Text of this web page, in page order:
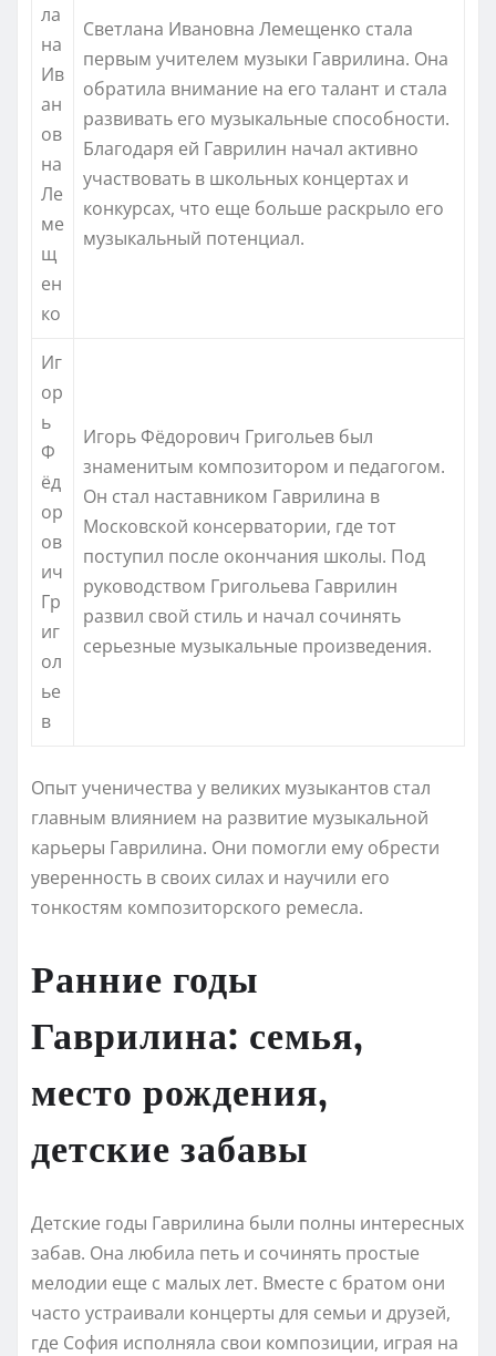
ла
на
Ив
ан
ов
на
Ле
ме
щ
ен
ко
Светлана Ивановна Лемещенко стала
первым учителем музыки Гаврилина. Она
обратила внимание на его талант и стала
развивать его музыкальные способности.
Благодаря ей Гаврилин начал активно
участвовать в школьных концертах и
конкурсах, что еще больше раскрыло его
музыкальный потенциал.
Иг
ор
ь
Ф
ёд
ор
ов
ич
Гр
иг
ол
ье
в
Игорь Фёдорович Григольев был
знаменитым композитором и педагогом.
Он стал наставником Гаврилина в
Московской консерватории, где тот
поступил после окончания школы. Под
руководством Григольева Гаврилин
развил свой стиль и начал сочинять
серьезные музыкальные произведения.
Опыт ученичества у великих музыкантов стал
главным влиянием на развитие музыкальной
карьеры Гаврилина. Они помогли ему обрести
уверенность в своих силах и научили его
тонкостям композиторского ремесла.
Ранние годы
Гаврилина: семья,
место рождения,
детские забавы
Детские годы Гаврилина были полны интересных
забав. Она любила петь и сочинять простые
мелодии еще с малых лет. Вместе с братом они
часто устраивали концерты для семьи и друзей,
где София исполняла свои композиции, играя на